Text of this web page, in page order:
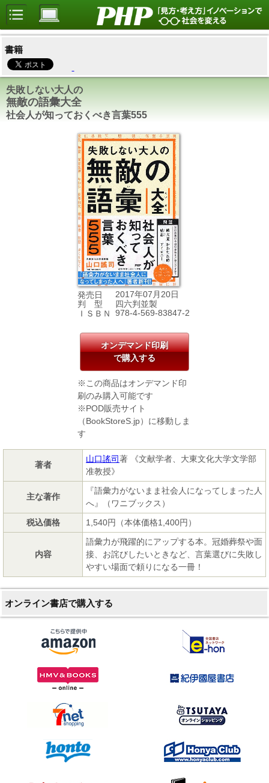
書籍
失敗しない大人の
無敵の語彙大全
社会人が知っておくべき言葉555
発売日
2017年07月20日
判 型
四六判並製
ＩＳＢＮ
978-4-569-83847-2
オンデマンド印刷
で購入する
※この商品はオンデマンド印
刷のみ購入可能です
※POD販売サイト
（BookStoreS.jp）に移動しま
す
著者
山口謠司著 《文献学者、大東文化大学文学部
准教授》
主な著作
『語彙力がないまま社会人になってしまった人
へ』（ワニブックス）
税込価格
1,540円（本体価格1,400円）
内容
語彙力が飛躍的にアップする本。冠婚葬祭や面
接、お詫びしたいときなど、言葉選びに失敗し
やすい場面で頼りになる一冊！
オンライン書店で購入する